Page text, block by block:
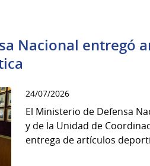
Nacional entregó
24/07/2026
El Ministerio de Defensa
y de la Unidad de
entrega de artículos